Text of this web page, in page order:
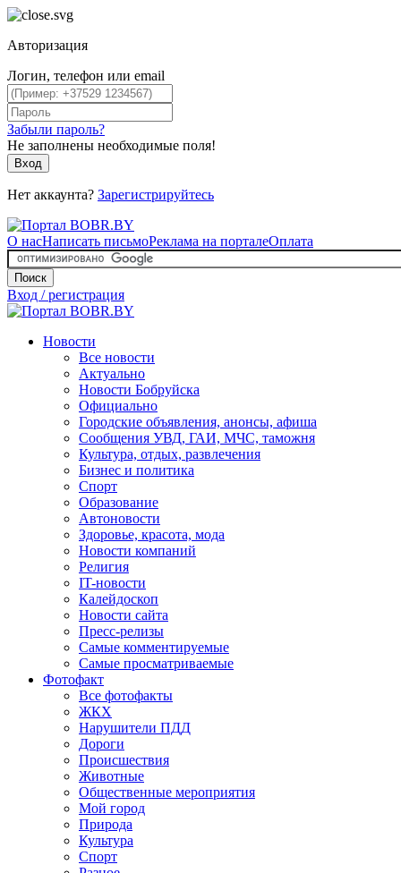
Авторизация
Логин, телефон или email
Забыли пароль?
Не заполнены необходимые поля!
Вход
Нет аккаунта? Зарегистрируйтесь
О насНаписать письмоРеклама на порталеОплата
Поиск
Вход / регистрация
Новости
Все новости
Актуально
Новости Бобруйска
Официально
Городские объявления, анонсы, афиша
Сообщения УВД, ГАИ, МЧС, таможня
Культура, отдых, развлечения
Бизнес и политика
Спорт
Образование
Автоновости
Здоровье, красота, мода
Новости компаний
Религия
IT-новости
Калейдоскоп
Новости сайта
Пресс-релизы
Самые комментируемые
Самые просматриваемые
Фотофакт
Все фотофакты
ЖКХ
Нарушители ПДД
Дороги
Происшествия
Животные
Общественные мероприятия
Мой город
Природа
Культура
Спорт